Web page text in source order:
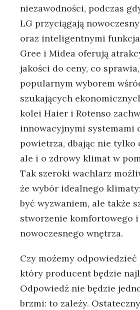
niezawodności, podczas
LG przyciągają
oraz inteligentnymi
Gree i Midea oferują
jakości do ceny, co
popularnym wyborem
szukających
kolei Haier i Rotenso
innowacyjnymi systemami
powietrza, dbając nie tylko
ale i o zdrowy klimat w
Tak szeroki wachlarz
że wybór idealnego
być wyzwaniem, ale także
stworzenie komfortowego i
nowoczesnego wnętrza.
Czy możemy odpowiedzieć
który producent będzie
Odpowiedź nie będzie
brzmi: to zależy.